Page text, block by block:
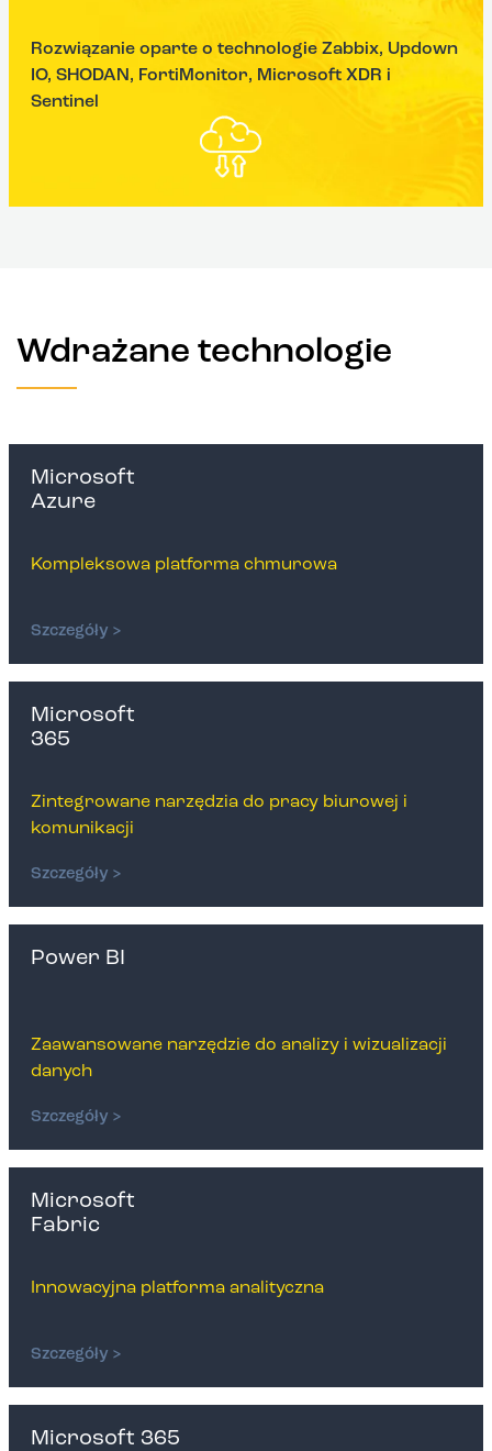
Rozwiązanie oparte o technologie Zabbix, Updown
IO, SHODAN, FortiMonitor, Microsoft XDR i
Sentinel
Wdrażane technologie
Microsoft
Azure
Kompleksowa platforma chmurowa
Szczegóły >
Microsoft
365
Zintegrowane narzędzia do pracy biurowej i
komunikacji
Szczegóły >
Power BI
Zaawansowane narzędzie do analizy i wizualizacji
danych
Szczegóły >
Microsoft
Fabric
Innowacyjna platforma analityczna
Szczegóły >
Microsoft 365